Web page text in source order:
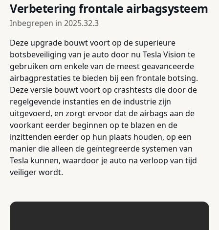
Verbetering frontale airbagsysteem
Inbegrepen in 2025.32.3
Deze upgrade bouwt voort op de superieure
botsbeveiliging van je auto door nu Tesla Vision te
gebruiken om enkele van de meest geavanceerde
airbagprestaties te bieden bij een frontale botsing.
Deze versie bouwt voort op crashtests die door de
regelgevende instanties en de industrie zijn
uitgevoerd, en zorgt ervoor dat de airbags aan de
voorkant eerder beginnen op te blazen en de
inzittenden eerder op hun plaats houden, op een
manier die alleen de geïntegreerde systemen van
Tesla kunnen, waardoor je auto na verloop van tijd
veiliger wordt.